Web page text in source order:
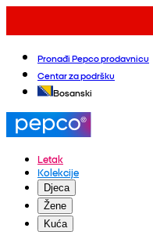
Pronađi Pepco prodavnicu
Centar za podršku
Bosanski
Letak
Kolekcije
Djeca
Žene
Kuća